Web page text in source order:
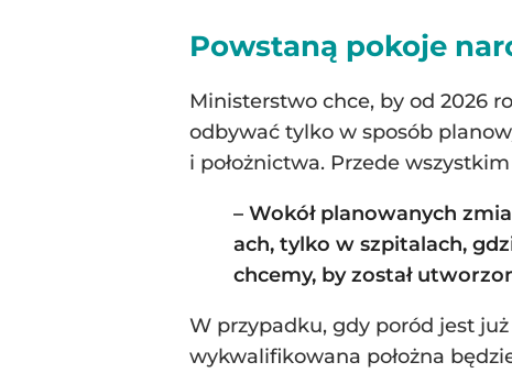
Powstaną pokoje
Ministerstwo chce, by od 2026
odbywać tylko w sposób
i położnictwa. Przede
– Wokół planowanych
ach, tylko w szpitalach,
chcemy, by został
W przypadku, gdy poród jest już
wykwalifikowana położna